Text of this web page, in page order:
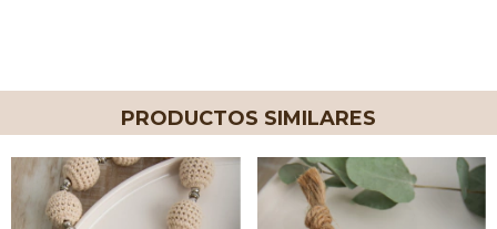
PRODUCTOS SIMILARES